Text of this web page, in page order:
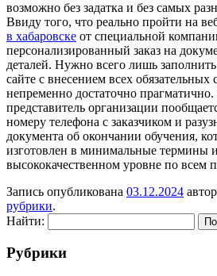
возможно без задатка и без самых
Ввиду того, что реально пройти на
в хабаровске от специальной
персонализированный заказ на
деталей. Нужно всего лишь
сайте с внесением всех обязательных
непременно достаточно
представитель организации
номеру телефона с заказчиком и
документа об окончании обучения,
изготовлен в минимальные термины
высококачественном уровне по всем
Запись опубликована 03.12.2024
рубрики.
Найти:
Рубрики